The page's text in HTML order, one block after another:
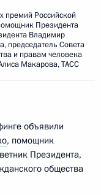
премий Российской
Президента
Владимир
председатель Совета
и правам человека
Макарова, ТАСС
объявили
, помощник
Президента,
общества